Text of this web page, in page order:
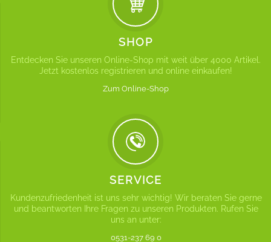
SHOP
Entdecken Sie unseren Online-Shop mit weit über 4000 Artikel.
Jetzt kostenlos registrieren und online einkaufen!
Zum Online-Shop
SERVICE
Kundenzufriedenheit ist uns sehr wichtig! Wir beraten Sie gerne
und beantworten Ihre Fragen zu unseren Produkten. Rufen Sie
uns an unter:
0531-237 69 0